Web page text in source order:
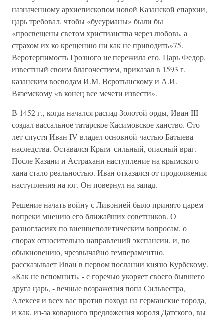
назначенному архиепископом новой Казанской епархии,
царь требовал, чтобы «бусурманы» были бы
«просвещены светом христианства через любовь, а
страхом их ко крещению ни как не приводить»75.
Веротерпимость Грозного не пережила его. Царь Федор,
известный своим благочестием, приказал в 1593 г.
казанским воеводам И.М. Воротынскому и А.И.
Вяземскому «в конец все мечети извести».
В 1452 г., когда начался распад Золотой орды, Иван III
создал вассальное татарское Касимовское ханство. Сто
лет спустя Иван IV владел основной частью Батыева
наследства. Оставался Крым, сильный, опасный враг.
После Казани и Астрахани наступление на крымского
хана стало реальностью. Иван отказался от продолжения
наступления на юг. Он повернул на запад.
Решение начать войну с Ливонией было принято царем
вопреки мнению его ближайших советников. О
разногласиях по внешнеполитическим вопросам, о
спорах относительно направлений экспансии, и, по
обыкновению, чрезвычайно темпераментно,
рассказывает Иван в первом послании князю Курбскому.
«Как не вспомнить, - с горечью укоряет своего бывшего
друга царь, - вечные возражения попа Сильвестра,
Алексея и всех вас против похода на германские города,
и как, из-за коварного предложения короля Датского, вы